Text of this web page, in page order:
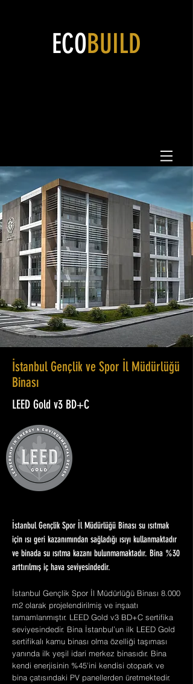
ECOBUILD
İstanbul Gençlik ve Spor İl Müdürlüğü
Binası
LEED Gold v3 BD+C
İstanbul Gençlik Spor İl Müdürlüğü Binası su ısıtmak
için ısı geri kazanımından sağladığı ısıyı kullanmaktadır
ve binada su ısıtma kazanı bulunmamaktadır. Bina %30
arttırılmış iç hava seviyesindedir.
İstanbul Gençlik Spor İl Müdürlüğü Binası 8.000
m2 olarak projelendirilmiş ve inşaatı
tamamlanmıştır. LEED Gold v3 BD+C sertifika
seviyesindedir. Bina İstanbul’un ilk LEED Gold
sertifikalı kamu binası olma özelliği taşıması
yanında ilk yeşil idari merkez binasıdır. Bina
kendi enerjisinin %45'ini kendisi otopark ve
bina çatısındaki PV panellerden üretmektedir.